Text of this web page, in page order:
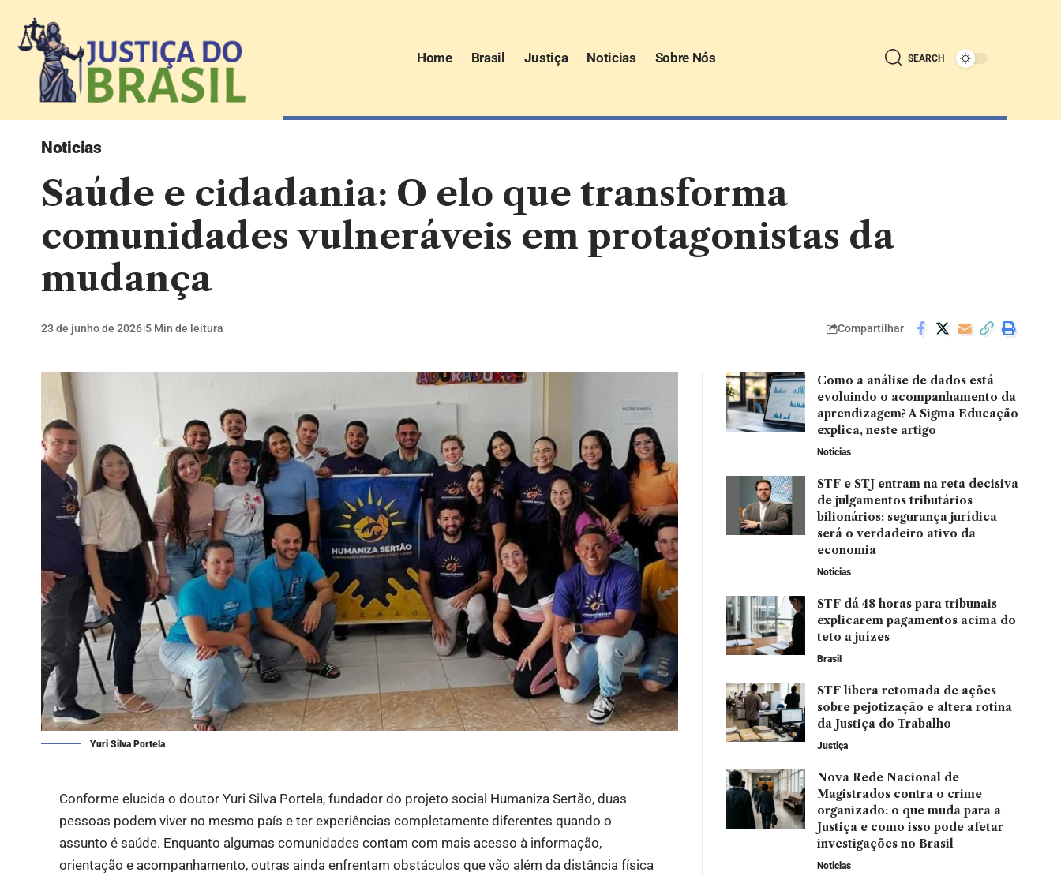
Home Brasil Justiça Noticias Sobre Nós SEARCH
Noticias
Saúde e cidadania: O elo que transforma
comunidades vulneráveis em protagonistas da
mudança
23 de junho de 2026 5 Min de leitura Compartilhar
Yuri Silva Portela
Conforme elucida o doutor Yuri Silva Portela, fundador do projeto social Humaniza Sertão, duas
pessoas podem viver no mesmo país e ter experiências completamente diferentes quando o
assunto é saúde. Enquanto algumas comunidades contam com mais acesso à informação,
orientação e acompanhamento, outras ainda enfrentam obstáculos que vão além da distância física
Como a análise de dados está
evoluindo o acompanhamento da
aprendizagem? A Sigma Educação
explica, neste artigo
Noticias
STF e STJ entram na reta decisiva
de julgamentos tributários
bilionários: segurança jurídica
será o verdadeiro ativo da
economia
Noticias
STF dá 48 horas para tribunais
explicarem pagamentos acima do
teto a juízes
Brasil
STF libera retomada de ações
sobre pejotização e altera rotina
da Justiça do Trabalho
Justiça
Nova Rede Nacional de
Magistrados contra o crime
organizado: o que muda para a
Justiça e como isso pode afetar
investigações no Brasil
Noticias